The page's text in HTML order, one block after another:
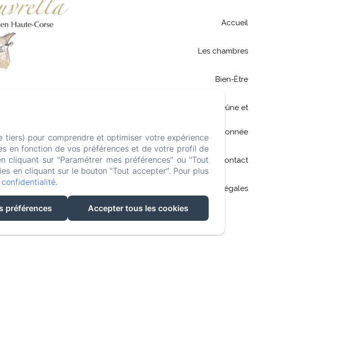
Accueil
Les chambres
Bien-Être
Detox Jeûne et
Randonnée
Contact
Mentions légales
pour comprendre et optimiser votre expérience
en fonction de vos préférences et de votre profil de
cliquant sur "Paramétrer mes préférences" ou "Tout
en cliquant sur le bouton "Tout accepter". Pour plus
.
préférences Accepter tous les cookies